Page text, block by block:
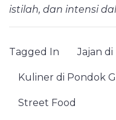
istilah, dan intensi
Tagged In Jajan di
Kuliner di Pondok
Street Food